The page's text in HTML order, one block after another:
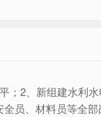
2、新组建水利
员、材料员等全部